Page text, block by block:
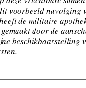
voorbeeld navolging
de militaire
door de
beschikbaarstelling